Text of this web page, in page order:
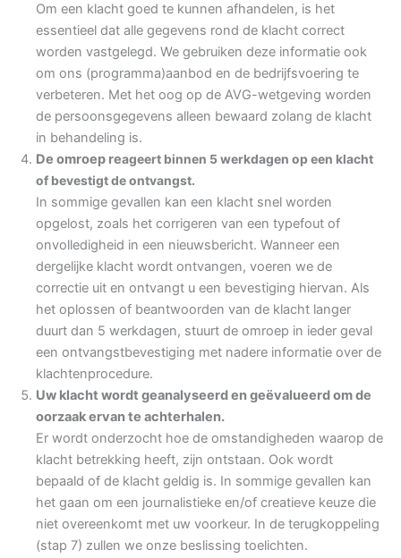
Om een klacht goed te kunnen afhandelen, is het
essentieel dat alle gegevens rond de klacht correct
worden vastgelegd. We gebruiken deze informatie ook
om ons (programma)aanbod en de bedrijfsvoering te
verbeteren. Met het oog op de AVG-wetgeving worden
de persoonsgegevens alleen bewaard zolang de klacht
in behandeling is.
De omroep reageert binnen 5 werkdagen op een klacht
of bevestigt de ontvangst.
In sommige gevallen kan een klacht snel worden
opgelost, zoals het corrigeren van een typefout of
onvolledigheid in een nieuwsbericht. Wanneer een
dergelijke klacht wordt ontvangen, voeren we de
correctie uit en ontvangt u een bevestiging hiervan. Als
het oplossen of beantwoorden van de klacht langer
duurt dan 5 werkdagen, stuurt de omroep in ieder geval
een ontvangstbevestiging met nadere informatie over de
klachtenprocedure.
Uw klacht wordt geanalyseerd en geëvalueerd om de
oorzaak ervan te achterhalen.
Er wordt onderzocht hoe de omstandigheden waarop de
klacht betrekking heeft, zijn ontstaan. Ook wordt
bepaald of de klacht geldig is. In sommige gevallen kan
het gaan om een journalistieke en/of creatieve keuze die
niet overeenkomt met uw voorkeur. In de terugkoppeling
(stap 7) zullen we onze beslissing toelichten.